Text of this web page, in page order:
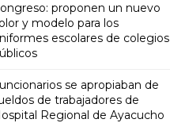
proponen un nuevo
y modelo para los
escolares de colegios
se apropiaban de
de trabajadores de
Regional de Ayacucho